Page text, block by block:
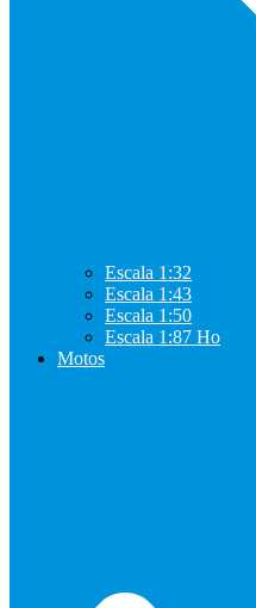
Escala 1:32
Escala 1:43
Escala 1:50
Escala 1:87 Ho
Motos